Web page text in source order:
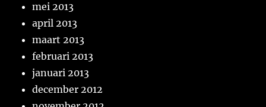
mei 2013
april 2013
maart 2013
februari 2013
januari 2013
december 2012